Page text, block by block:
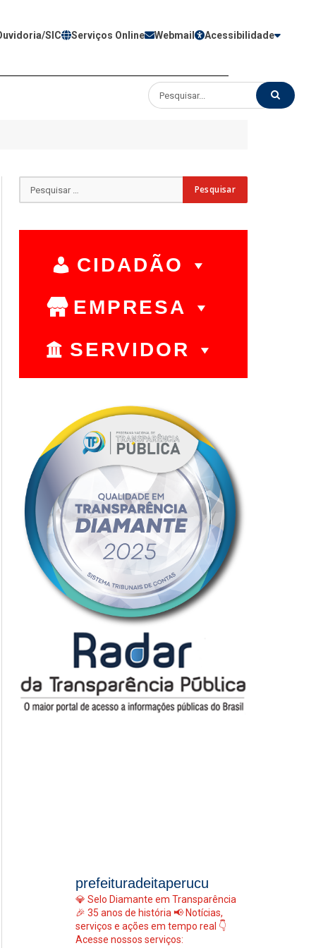
SIC Serviços Online Webmail Acessibilidade
CIDADÃO
EMPRESA
SERVIDOR
prefeituradeitaperucu
💎 Selo Diamante em Transparência
🎉 35 anos de história 📢 Notícias,
serviços e ações em tempo real 👇
Acesse nossos serviços: